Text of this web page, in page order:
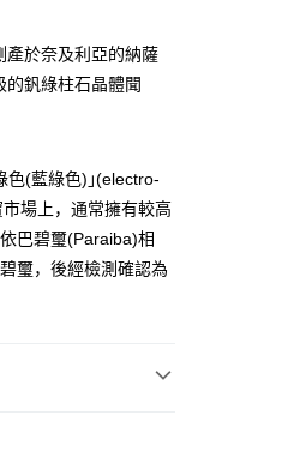
產於奈及利亞的納薩
釩綠柱石晶體聞
色(藍綠色)｣(electro-
場上，通常擁有較高
巴碧璽(Paraiba)相
璽，後經檢測確認為